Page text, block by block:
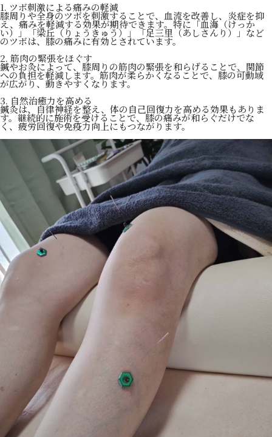
1. ツボ刺激による痛みの軽減
膝周りや全身のツボを刺激することで、血流を改善し、炎症を抑
え、痛みを軽減する効果が期待できます。特に「血海（けっか
い）」「梁丘（りょうきゅう）」「足三里（あしさんり）」など
のツボは、膝の痛みに有効とされています。
2. 筋肉の緊張をほぐす
鍼やお灸によって、膝周りの筋肉の緊張を和らげることで、関節
への負担を軽減します。筋肉が柔らかくなることで、膝の可動域
が広がり、動きやすくなります。
3. 自然治癒力を高める
鍼灸は、自律神経を整え、体の自己回復力を高める効果もありま
す。継続的に施術を受けることで、膝の痛みが和らぐだけでな
く、疲労回復や免疫力向上にもつながります。